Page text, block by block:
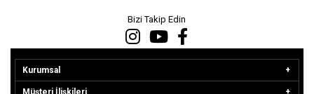
Bizi Takip Edin
Kurumsal
Müşteri İlişkileri